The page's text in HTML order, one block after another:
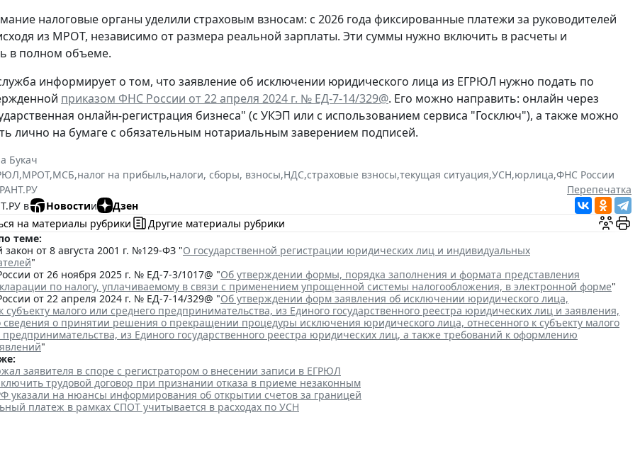
налоговые органы уделили страховым взносам: с 2026 года фиксированные платежи за руководителей
из МРОТ, независимо от размера реальной зарплаты. Эти суммы нужно включить в расчеты и
в полном объеме.
информирует о том, что заявление об исключении юридического лица из ЕГРЮЛ нужно подать по
приказом ФНС России от 22 апреля 2024 г. № ЕД-7-14/329@. Его можно направить: онлайн через
онлайн-регистрация бизнеса" (с УКЭП или с использованием сервиса "Госключ"), а также можно
лично на бумаге с обязательным нотариальным заверением подписей.
Букач
,МРОТ,МСБ,налог на прибыль,налоги, сборы, взносы,НДС,страховые взносы,текущая ситуация,УСН,юрлица,ФНС России
Перепечатка
в
Новостии
Дзен
на материалы рубрики
Другие материалы рубрики
теме:
от 8 августа 2001 г. №129-ФЗ "О государственной регистрации юридических лиц и индивидуальных
"
от 26 ноября 2025 г. № ЕД-7-3/1017@ "Об утверждении формы, порядка заполнения и формата представления
по налогу, уплачиваемому в связи с применением упрощенной системы налогообложения, в электронной форме"
от 22 апреля 2024 г. № ЕД-7-14/329@ "Об утверждении форм заявления об исключении юридического лица,
субъекту малого или среднего предпринимательства, из Единого государственного реестра юридических лиц и заявления,
о принятии решения о прекращении процедуры исключения юридического лица, отнесенного к субъекту малого
предпринимательства, из Единого государственного реестра юридических лиц, а также требований к оформлению
"
заявителя в споре с регистратором о внесении записи в ЕГРЮЛ
трудовой договор при признании отказа в приеме незаконным
указали на нюансы информирования об открытии счетов за границей
платеж в рамках СПОТ учитывается в расходах по УСН